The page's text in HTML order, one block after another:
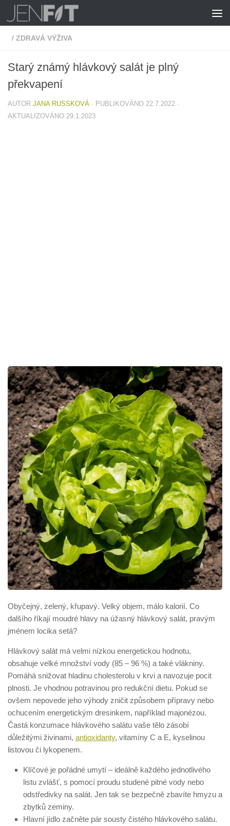
Skip to content
/ ZDRAVÁ VÝŽIVA
Starý známý hlávkový salát je plný
překvapení
AUTOR JANA RUSSKOVÁ · PUBLIKOVÁNO 22.7.2022 ·
AKTUALIZOVÁNO 29.1.2023
Obyčejný, zelený, křupavý. Velký objem, málo kalorií. Co
dalšího říkají moudré hlavy na úžasný hlávkový salát, pravým
jménem locika setá?
Hlávkový salát má velmi nízkou energetickou hodnotu,
obsahuje velké množství vody (85 – 96 %) a také vlákniny.
Pomáhá snižovat hladinu cholesterolu v krvi a navozuje pocit
plnosti. Je vhodnou potravinou pro redukční dietu. Pokud se
ovšem nepovede jeho výhody zničit způsobem přípravy nebo
ochucením energetickým dresinkem, například majonézou.
Častá konzumace hlávkového salátu vaše tělo zásobí
důležitými živinami, antioxidanty, vitamíny C a E, kyselinou
listovou či lykopenem.
Klíčové je pořádné umytí – ideálně každého jednotlivého
listu zvlášť, s pomocí proudu studené pitné vody nebo
odstředivky na salát. Jen tak se bezpečně zbavíte hmyzu a
zbytků zeminy.
Hlavní jídlo začněte pár sousty čistého hlávkového salátu.